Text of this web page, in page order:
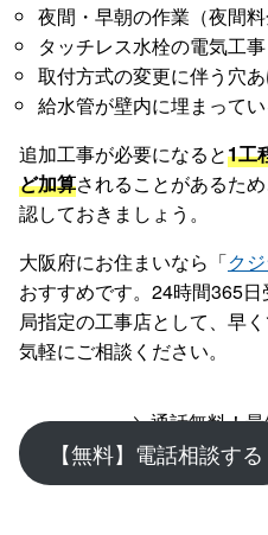
夜間・早朝の作業（夜間料
タッチレス水栓の電気工
取付方式の変更に伴う穴
給水管が壁内に埋まって
追加工事が必要になると1工
ど加算されることがあるた
認しておきましょう。
大阪府にお住まいなら「ク
おすすめです。24時間365
局指定の工事店として、早
気軽にご相談ください。
＼通話無料！
【無料】電話相談する